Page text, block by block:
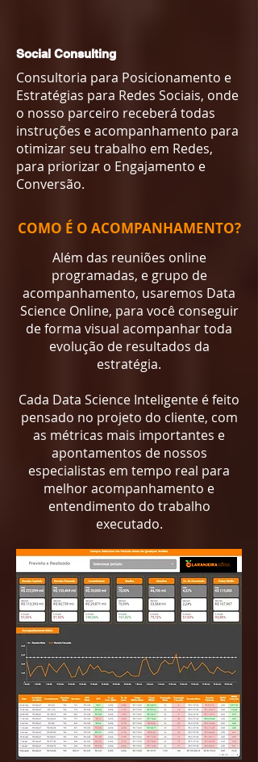
Social Consulting
Consultoria para Posicionamento e
Estratégias para Redes Sociais, onde
o nosso parceiro receberá todas
instruções e acompanhamento para
otimizar seu trabalho em Redes,
para priorizar o Engajamento e
Conversão.
COMO É O ACOMPANHAMENTO?
Além das reuniões online
programadas, e grupo de
acompanhamento, usaremos Data
Science Online, para você conseguir
de forma visual acompanhar toda
evolução de resultados da
estratégia.
Cada Data Science Inteligente é feito
pensado no projeto do cliente, com
as métricas mais importantes e
apontamentos de nossos
especialistas em tempo real para
melhor acompanhamento e
entendimento do trabalho
executado.